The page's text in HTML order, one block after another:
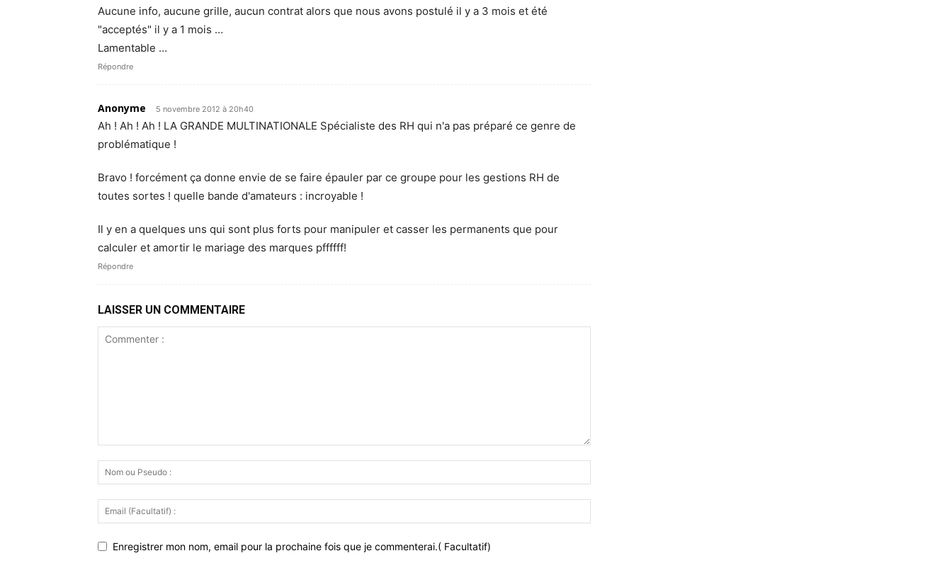
Aucune info, aucune grille, aucun contrat alors que nous avons postulé il y a 3 mois et été
"acceptés" il y a 1 mois …
Lamentable …
Répondre
Anonyme 5 novembre 2012 à 20h40
Ah ! Ah ! Ah ! LA GRANDE MULTINATIONALE Spécialiste des RH qui n'a pas préparé ce genre de
problématique !
Bravo ! forcément ça donne envie de se faire épauler par ce groupe pour les gestions RH de
toutes sortes ! quelle bande d'amateurs : incroyable !
Il y en a quelques uns qui sont plus forts pour manipuler et casser les permanents que pour
calculer et amortir le mariage des marques pffffff!
Répondre
LAISSER UN COMMENTAIRE
Enregistrer mon nom, email pour la prochaine fois que je commenterai.( Facultatif)